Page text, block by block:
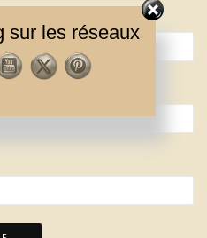
sur les réseaux